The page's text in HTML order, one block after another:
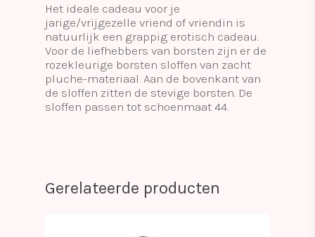
Het ideale cadeau voor je
jarige/vrijgezelle vriend of vriendin is
natuurlijk een grappig erotisch cadeau.
Voor de liefhebbers van borsten zijn er de
rozekleurige borsten sloffen van zacht
pluche-materiaal. Aan de bovenkant van
de sloffen zitten de stevige borsten. De
sloffen passen tot schoenmaat 44.
Gerelateerde producten